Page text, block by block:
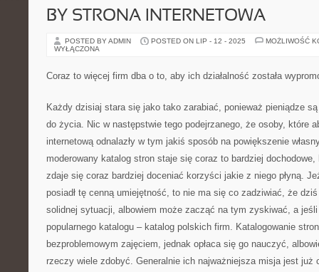
BY STRONA INTERNETOWA
POSTED BY ADMIN POSTED ON LIP - 12 - 2025
MOŻLIWOŚĆ
WYŁĄCZONA
Coraz to więcej firm dba o to, aby ich działalność została
Każdy dzisiaj stara się jako tako zarabiać, ponieważ pieniądze
do życia. Nic w następstwie tego podejrzanego, że osoby, które
internetową odnalazły w tym jakiś sposób na powiększenie
moderowany katalog stron staje się coraz to bardziej dochodowe,
zdaje się coraz bardziej doceniać korzyści jakie z niego płyną.
posiadł tę cenną umiejętność, to nie ma się co zadziwiać, że
solidnej sytuacji, albowiem może zacząć na tym zyskiwać, a
popularnego katalogu – katalog polskich firm. Katalogowanie
bezproblemowym zajęciem, jednak opłaca się go nauczyć,
rzeczy wiele zdobyć. Generalnie ich najważniejsza misja jest już